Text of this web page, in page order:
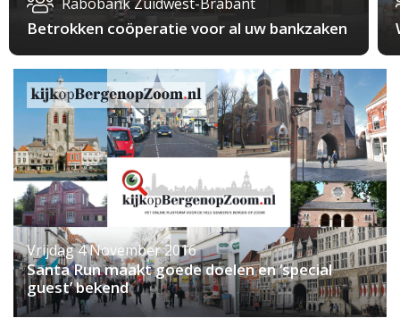
Betrokken coöperatie voor al uw bankzaken
Vrijdag 4 November 2016
Santa Run maakt goede doelen en ‘special
guest’ bekend